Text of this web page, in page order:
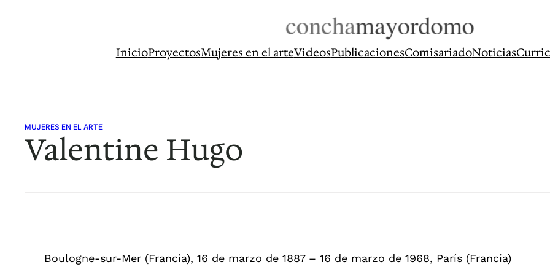
InicioProyectosMujeres en el arteVideosPublicacionesComisariadoNoticias
MUJERES EN EL ARTE
Valentine Hugo
Boulogne-sur-Mer (Francia), 16 de marzo de 1887 – 16 de marzo de 1968, París (Francia)